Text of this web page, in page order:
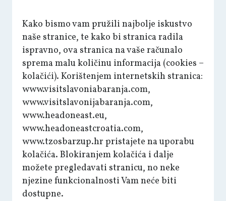
Kako bismo vam pružili najbolje iskustvo
naše stranice, te kako bi stranica radila
ispravno, ova stranica na vaše računalo
sprema malu količinu informacija (cookies –
kolačići). Korištenjem internetskih stranica:
www.visitslavoniabaranja.com,
www.visitslavonijabaranja.com,
www.headoneast.eu,
www.headoneastcroatia.com,
www.tzosbarzup.hr pristajete na uporabu
kolačića. Blokiranjem kolačića i dalje
možete pregledavati stranicu, no neke
njezine funkcionalnosti Vam neće biti
dostupne.